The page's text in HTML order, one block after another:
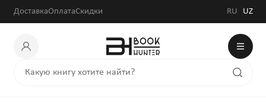
ДоставкаОплатаСкидки RU UZ